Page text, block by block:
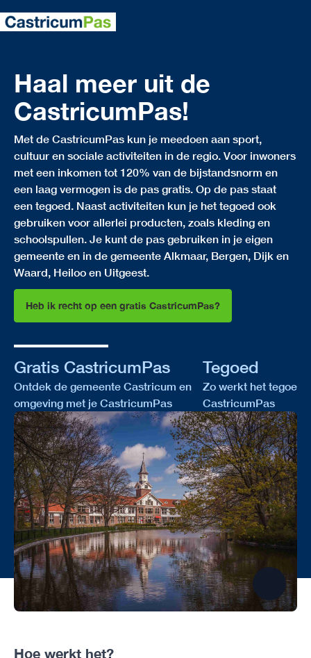
Haal meer uit de
CastricumPas!
Met de CastricumPas kun je meedoen aan sport,
cultuur en sociale activiteiten in de regio. Voor inwoners
met een inkomen tot 120% van de bijstandsnorm en
een laag vermogen is de pas gratis. Op de pas staat
een tegoed. Naast activiteiten kun je het tegoed ook
gebruiken voor allerlei producten, zoals kleding en
schoolspullen. Je kunt de pas gebruiken in je eigen
gemeente en in de gemeente Alkmaar, Bergen, Dijk en
Waard, Heiloo en Uitgeest.
Heb ik recht op een gratis CastricumPas?
Gratis CastricumPas
Ontdek de gemeente Castricum en
omgeving met je CastricumPas
Tegoed
Zo werkt het tegoed
CastricumPas
Hoe werkt het?